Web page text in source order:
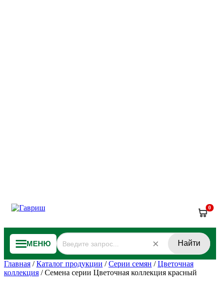
0
МЕНЮ Найти
Главная /Каталог продукции /Серии семян /Цветочная
коллекция /Семена серии Цветочная коллекция красный